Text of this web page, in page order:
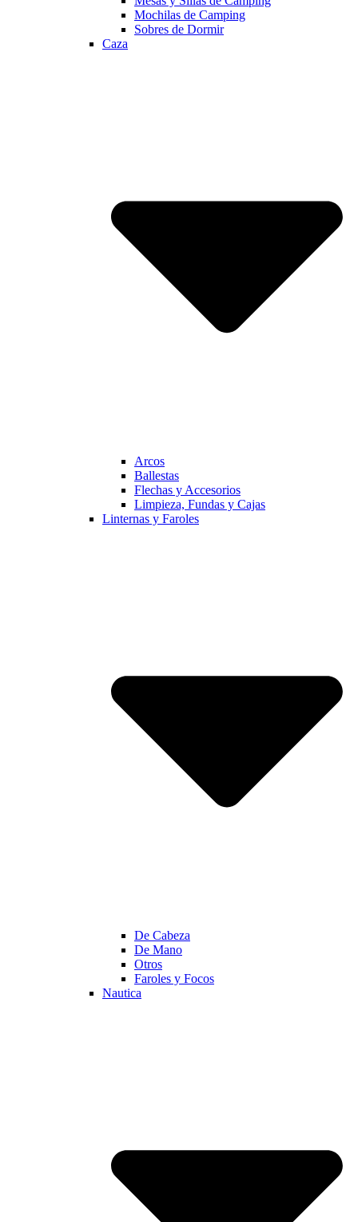
Mochilas de Camping
Sobres de Dormir
Caza
Arcos
Ballestas
Flechas y Accesorios
Limpieza, Fundas y Cajas
Linternas y Faroles
De Cabeza
De Mano
Otros
Faroles y Focos
Nautica